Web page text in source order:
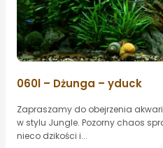
060l – Dżunga – yduck
Zapraszamy do obejrzenia
w stylu Jungle. Pozorny chaos
nieco dzikości i...